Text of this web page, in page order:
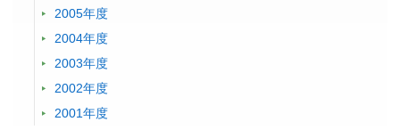
2005年度
2004年度
2003年度
2002年度
2001年度